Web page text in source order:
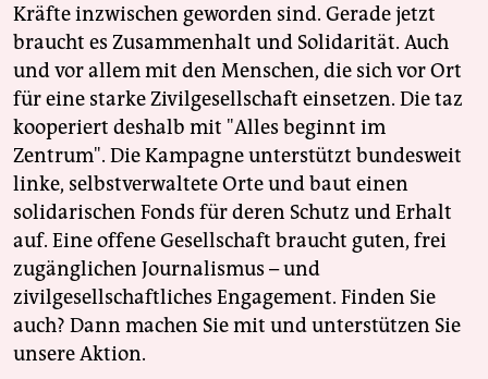
Kräfte inzwischen geworden sind. Gerade jetzt
braucht es Zusammenhalt und Solidarität. Auch
und vor allem mit den Menschen, die sich vor Ort
für eine starke Zivilgesellschaft einsetzen. Die taz
kooperiert deshalb mit "Alles beginnt im
Zentrum". Die Kampagne unterstützt bundesweit
linke, selbstverwaltete Orte und baut einen
solidarischen Fonds für deren Schutz und Erhalt
auf. Eine offene Gesellschaft braucht guten, frei
zugänglichen Journalismus – und
zivilgesellschaftliches Engagement. Finden Sie
auch? Dann machen Sie mit und unterstützen Sie
unsere Aktion.